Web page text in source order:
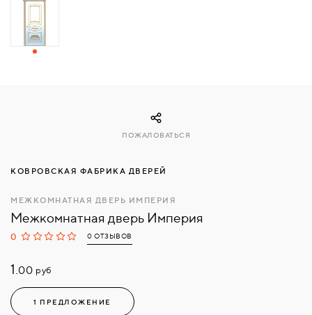
СВЯЗАТЬСЯ
КОВРОВСКАЯ ФАБРИКА ДВЕРЕЙ
МЕЖКОМНАТНАЯ ДВЕРЬ ИМПЕРИЯ
Межкомнатная дверь Империя
0 0 ОТЗЫВОВ
1.00руб
1 ПРЕДЛОЖЕНИЕ
ПОЖАЛОВАТЬСЯ